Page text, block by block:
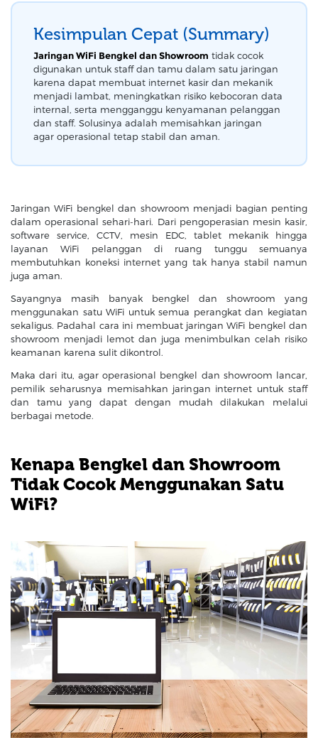
Kesimpulan Cepat (Summary)
Jaringan WiFi Bengkel dan Showroom tidak cocok
digunakan untuk staff dan tamu dalam satu jaringan
karena dapat membuat internet kasir dan mekanik
menjadi lambat, meningkatkan risiko kebocoran data
internal, serta mengganggu kenyamanan pelanggan
dan staff. Solusinya adalah memisahkan jaringan
agar operasional tetap stabil dan aman.
Jaringan WiFi bengkel dan showroom menjadi bagian penting
dalam operasional sehari-hari. Dari pengoperasian mesin kasir,
software service, CCTV, mesin EDC, tablet mekanik hingga
layanan WiFi pelanggan di ruang tunggu semuanya
membutuhkan koneksi internet yang tak hanya stabil namun
juga aman.
Sayangnya masih banyak bengkel dan showroom yang
menggunakan satu WiFi untuk semua perangkat dan kegiatan
sekaligus. Padahal cara ini membuat jaringan WiFi bengkel dan
showroom menjadi lemot dan juga menimbulkan celah risiko
keamanan karena sulit dikontrol.
Maka dari itu, agar operasional bengkel dan showroom lancar,
pemilik seharusnya memisahkan jaringan internet untuk staff
dan tamu yang dapat dengan mudah dilakukan melalui
berbagai metode.
Kenapa Bengkel dan Showroom
Tidak Cocok Menggunakan Satu
WiFi?